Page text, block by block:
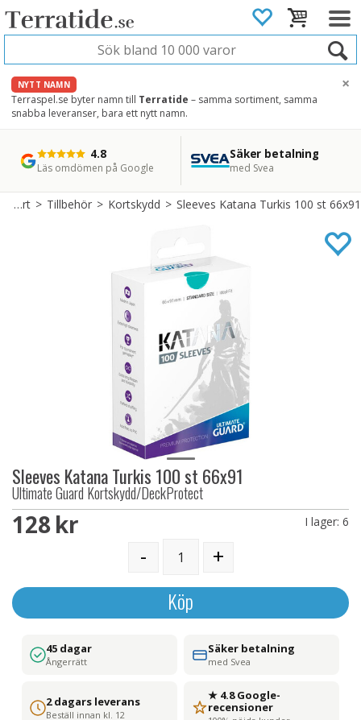
NYTT NAMN
Terraspel.se byter namn till Terratide – samma sortiment, samma
snabba leveranser, bara ett nytt namn.
×
4.8
Läs omdömen på Google
Säker betalning
med Svea
Snabb leverans
Direkt från lager
45 dagars ångerrätt
Enkel retur
Samlarkort >Tillbehör>Kortskydd>Sleeves Katana Turkis 100 st 66x91
Sleeves Katana Turkis 100 st 66x91
Ultimate Guard Kortskydd/DeckProtect
128 SEK I lager: 6
- +
Köp
45 dagar
Ångerrätt
Säker betalning
med Svea
2 dagars leverans
Beställ innan kl. 12
★ 4.8 Google-
recensioner